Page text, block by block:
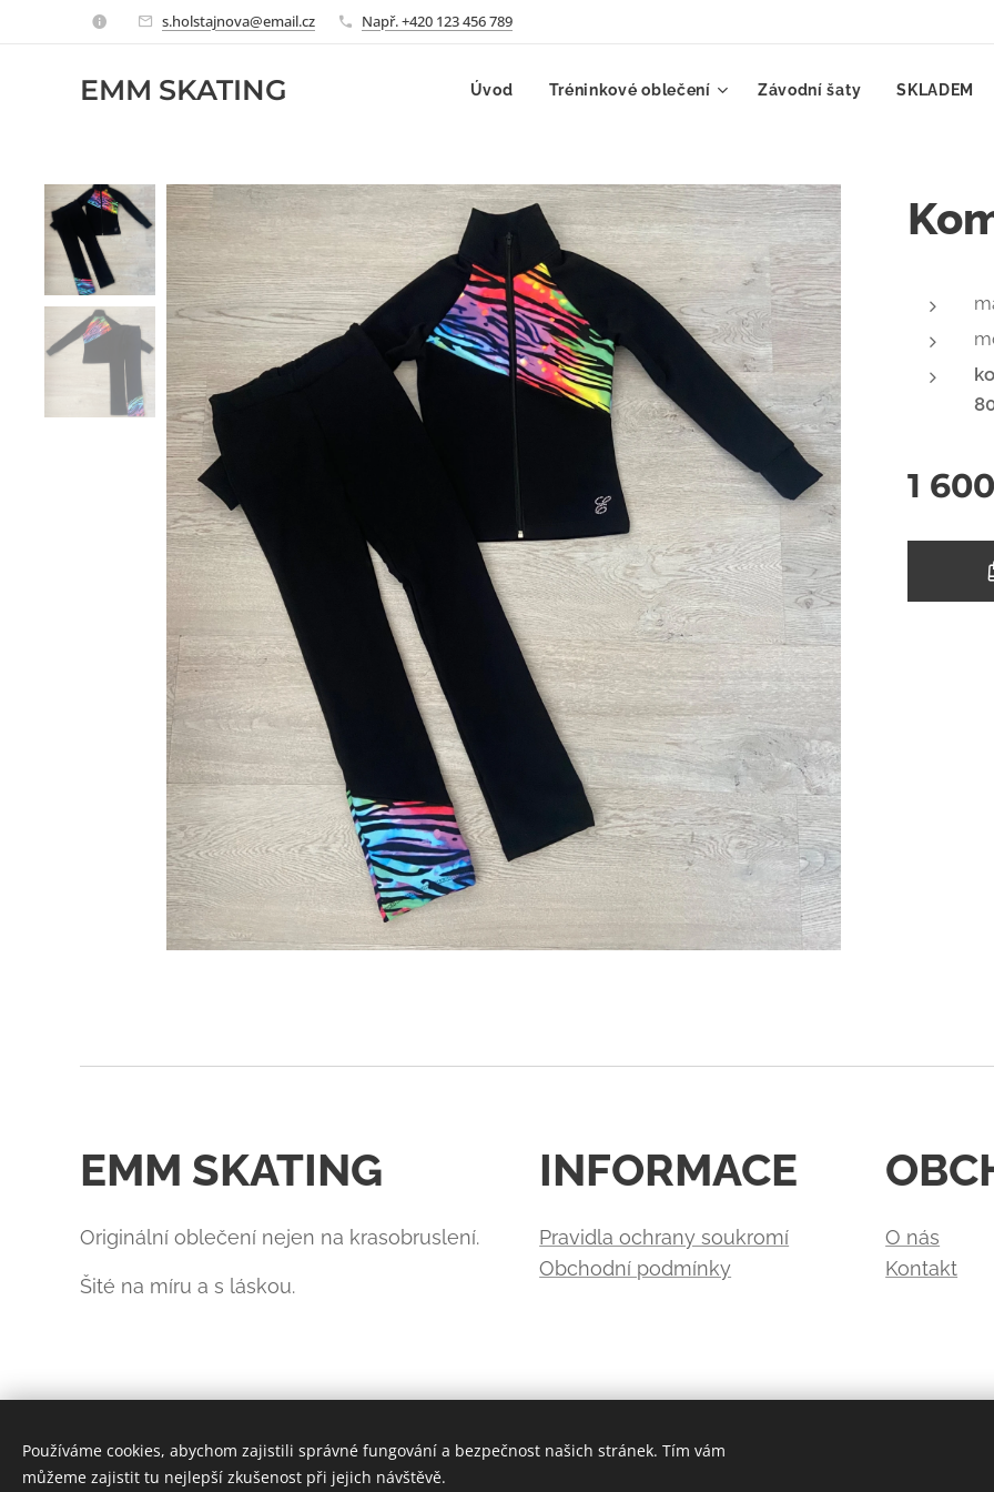
s.holstajnova@email.cz Např. +420 123 456 789
EMM SKATING Úvod Tréninkové oblečení Závodní šaty SKLADEM
1
EMM SKATING
Originální oblečení nejen na krasobruslení.
Šité na míru a s láskou.
INFORMACE
Pravidla ochrany soukromí
Obchodní podmínky
O nás
Kontakt
Používáme cookies, abychom zajistili správné fungování a bezpečnost našich stránek. Tím vám
můžeme zajistit tu nejlepší zkušenost při jejich návštěvě.